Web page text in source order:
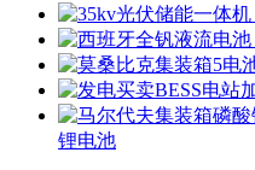
锂电池